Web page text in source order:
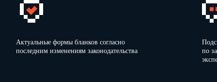
Актуальные формы бланков согласно
последним изменениям законодательства
по